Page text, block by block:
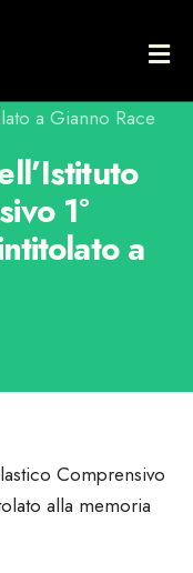
1°
a
Comprensivo
alla memoria